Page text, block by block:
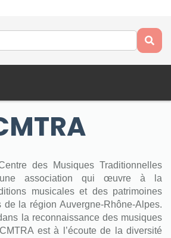
des Musiques Traditionnelles
une association qui œuvre à la
musicales et des patrimoines
de la région Auvergne-Rhône-Alpes.
la reconnaissance des musiques
est à l’écoute de la diversité